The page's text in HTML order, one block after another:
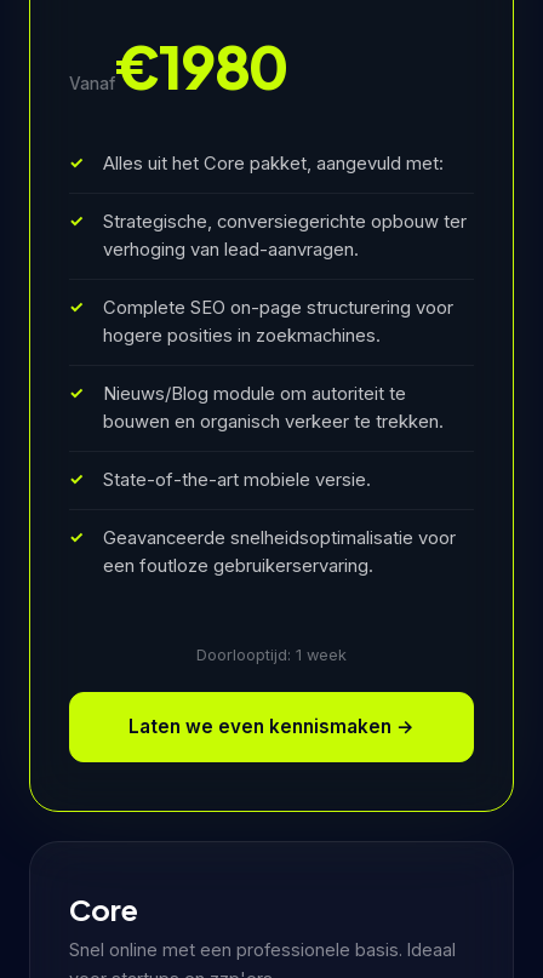
Core
Snel online met een professionele basis. Ideaal
Vanaf€1980
Alles uit het Core pakket, aangevuld met:
Strategische, conversiegerichte opbouw ter
verhoging van lead-aanvragen.
Complete SEO on-page structurering voor
hogere posities in zoekmachines.
Nieuws/Blog module om autoriteit te
bouwen en organisch verkeer te trekken.
State-of-the-art mobiele versie.
Geavanceerde snelheidsoptimalisatie voor
een foutloze gebruikerservaring.
Doorlooptijd: 1 week
Laten we even kennismaken →